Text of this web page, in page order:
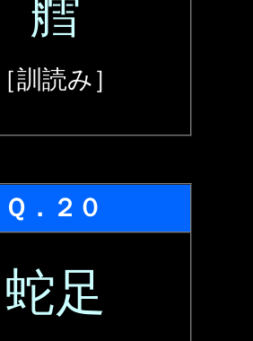
艝
［訓読み］
Ｑ．２０
蛇足